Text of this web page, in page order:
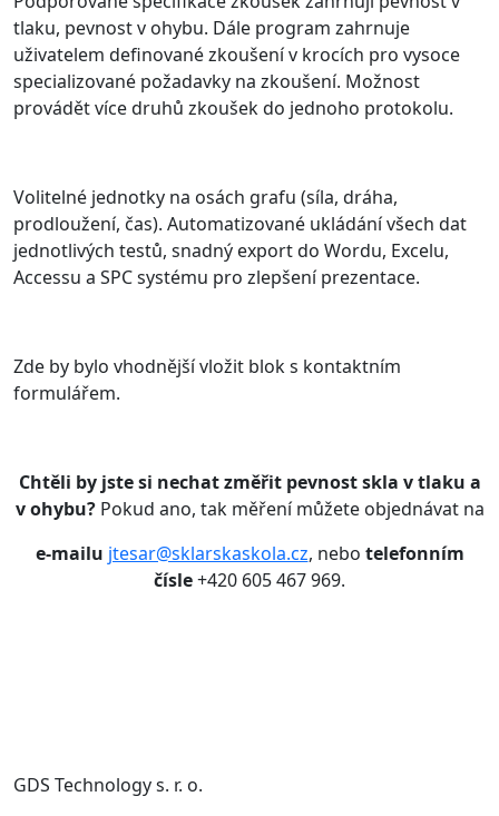
tlaku, pevnost v ohybu. Dále program zahrnuje
uživatelem definované zkoušení v krocích pro vysoce
specializované požadavky na zkoušení. Možnost
provádět více druhů zkoušek do jednoho protokolu.
Volitelné jednotky na osách grafu (síla, dráha,
prodloužení, čas). Automatizované ukládání všech dat
jednotlivých testů, snadný export do Wordu, Excelu,
Accessu a SPC systému pro zlepšení prezentace.
Zde by bylo vhodnější vložit blok s kontaktním
formulářem.
Chtěli by jste si nechat změřit pevnost skla v tlaku a
v ohybu?Pokud ano, tak měření můžete objednávat na
e-mailu jtesar@sklarskaskola.cz, nebo telefonním
čísle+420 605 467 969.
GDS Technology s. r. o.